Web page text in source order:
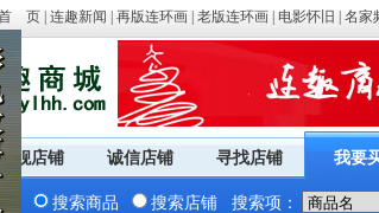
页 连趣新闻 再版连环画 老版连环画 电影怀旧 名家
舰店铺 诚信店铺 寻找店铺 我要
搜索商品 搜索店铺 搜索项：